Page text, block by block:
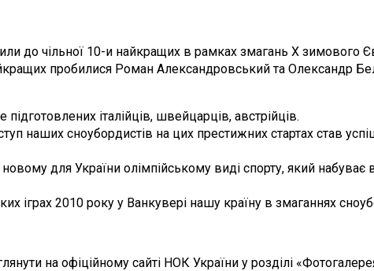
до чільної 10-и найкращих в рамках змагань Х
пробилися Роман Александровський та Олександр
італійців, швейцарців, австрійців.
наших сноубордистів на цих престижних стартах став
для України олімпійському виді спорту, який набуває
іграх 2010 року у Ванкувері нашу країну в змаганнях
на офіційному сайті НОК України у розділі